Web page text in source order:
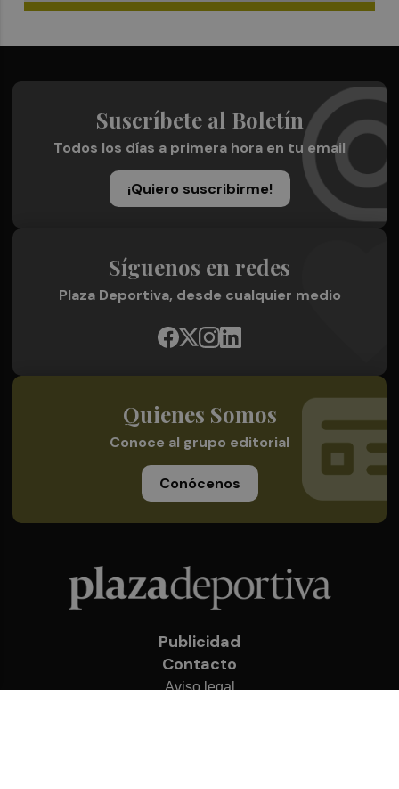
Suscríbete al Boletín
Todos los días a primera hora en tu email
¡Quiero suscribirme!
Síguenos en redes
Plaza Deportiva, desde cualquier medio
Quienes Somos
Conoce al grupo editorial
Conócenos
Publicidad
Contacto
Aviso legal